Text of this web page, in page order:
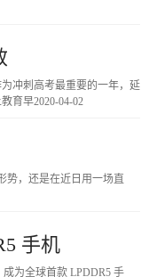
冲刺高考最重要的一年，延
育早2020-04-02
势，还是在近日用一场直
手机
为全球首款 LPDDR5 手